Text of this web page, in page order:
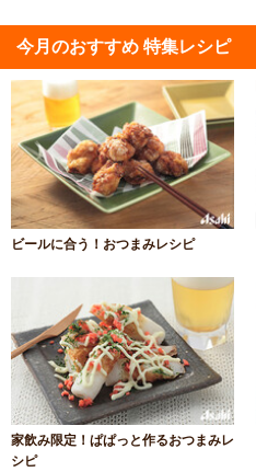
今月のおすすめ 特集レシピ
ビールに合う！おつまみレシピ
家飲み限定！ぱぱっと作るおつまみレ
シピ